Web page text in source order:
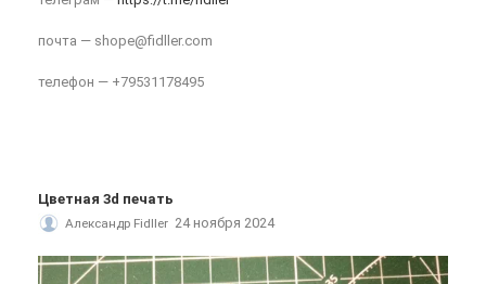
почта — shope@fidller.com
телефон — +79531178495
Цветная 3d печать
Александр Fidller 24 ноября 2024